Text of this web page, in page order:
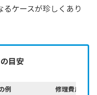
ケースが珍しくあり
目安
例
修理費用の目